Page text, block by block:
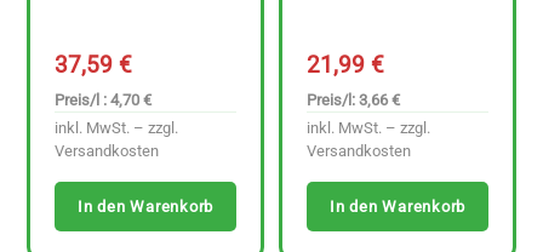
37,59€
Preis/l : 4,70 €
inkl. MwSt. – zzgl.
Versandkosten
In den Warenkorb
21,99€
Preis/l: 3,66 €
inkl. MwSt. – zzgl.
Versandkosten
In den Warenkorb